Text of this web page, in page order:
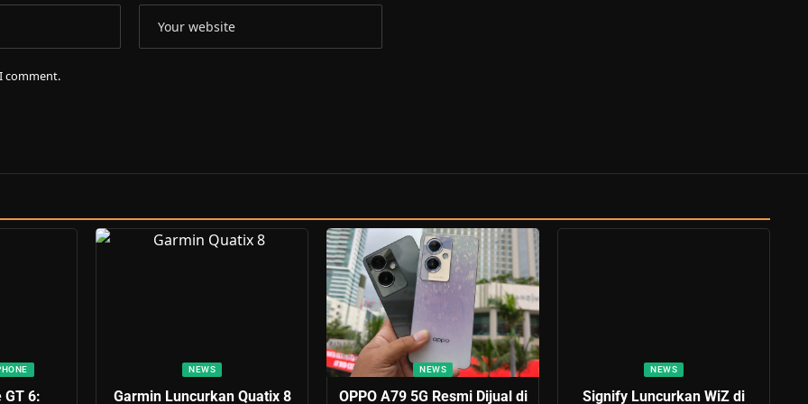
comment.
GT 6:
NEWS
Garmin Luncurkan Quatix 8
NEWS
OPPO A79 5G Resmi Dijual di
NEWS
Signify Luncurkan WiZ di